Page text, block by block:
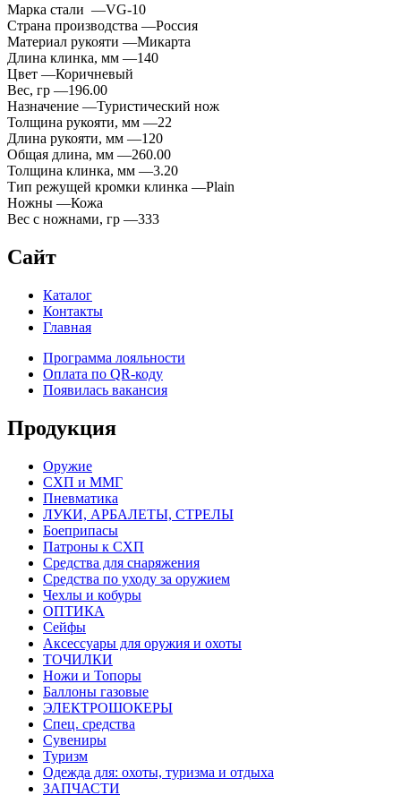
Марка стали —VG-10
Страна производства —Россия
Материал рукояти —Микарта
Длина клинка, мм —140
Цвет —Коричневый
Вес, гр —196.00
Назначение —Туристический нож
Толщина рукояти, мм —22
Длина рукояти, мм —120
Общая длина, мм —260.00
Толщина клинка, мм —3.20
Тип режущей кромки клинка —Plain
Ножны —Кожа
Вес с ножнами, гр —333
Сайт
Каталог
Контакты
Главная
Программа лояльности
Оплата по QR-коду
Появилась вакансия
Продукция
Оружие
СХП и ММГ
Пневматика
ЛУКИ, АРБАЛЕТЫ, СТРЕЛЫ
Боеприпасы
Патроны к СХП
Средства для снаряжения
Средства по уходу за оружием
Чехлы и кобуры
ОПТИКА
Сейфы
Аксессуары для оружия и охоты
ТОЧИЛКИ
Ножи и Топоры
Баллоны газовые
ЭЛЕКТРОШОКЕРЫ
Спец. средства
Сувениры
Туризм
Одежда для: охоты, туризма и отдыха
ЗАПЧАСТИ